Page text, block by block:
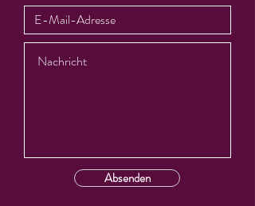
Absenden